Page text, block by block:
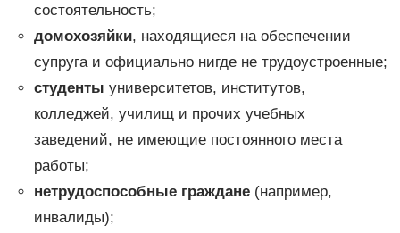
состоятельность;
домохозяйки, находящиеся на обеспечении
супруга и официально нигде не трудоустроенные;
студенты университетов, институтов,
колледжей, училищ и прочих учебных
заведений, не имеющие постоянного места
работы;
нетрудоспособные граждане(например,
инвалиды);